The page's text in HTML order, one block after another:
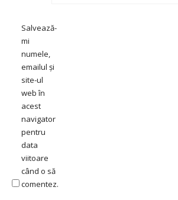
Salvează-
mi
numele,
emailul și
site-ul
web în
acest
navigator
pentru
data
viitoare
când o să
comentez.